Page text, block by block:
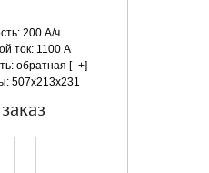
200 А/ч
ток: 1100 А
обратная [- +]
507x213x231